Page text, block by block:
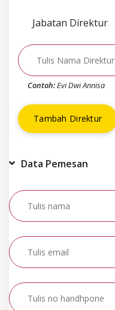
Jabatan Direktur
Contoh:Evi Dwi Annisa
Tambah Direktur
Data Pemesan